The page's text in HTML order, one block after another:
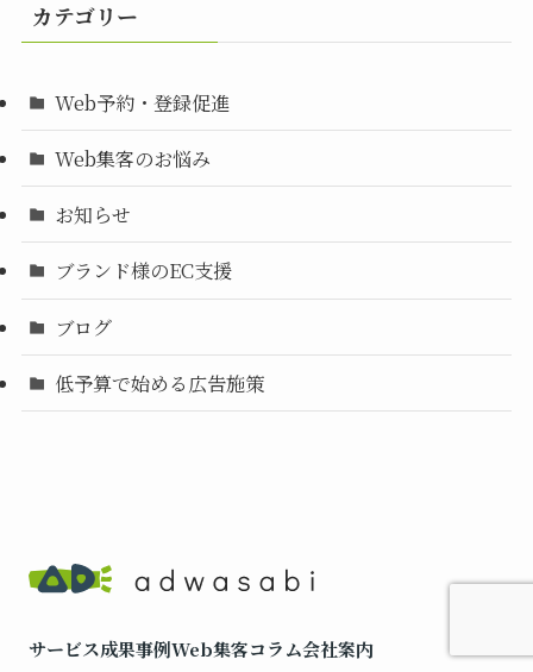
カテゴリー
Web予約・登録促進
Web集客のお悩み
お知らせ
ブランド様のEC支援
ブログ
低予算で始める広告施策
サービス成果事例Web集客コラム会社案内